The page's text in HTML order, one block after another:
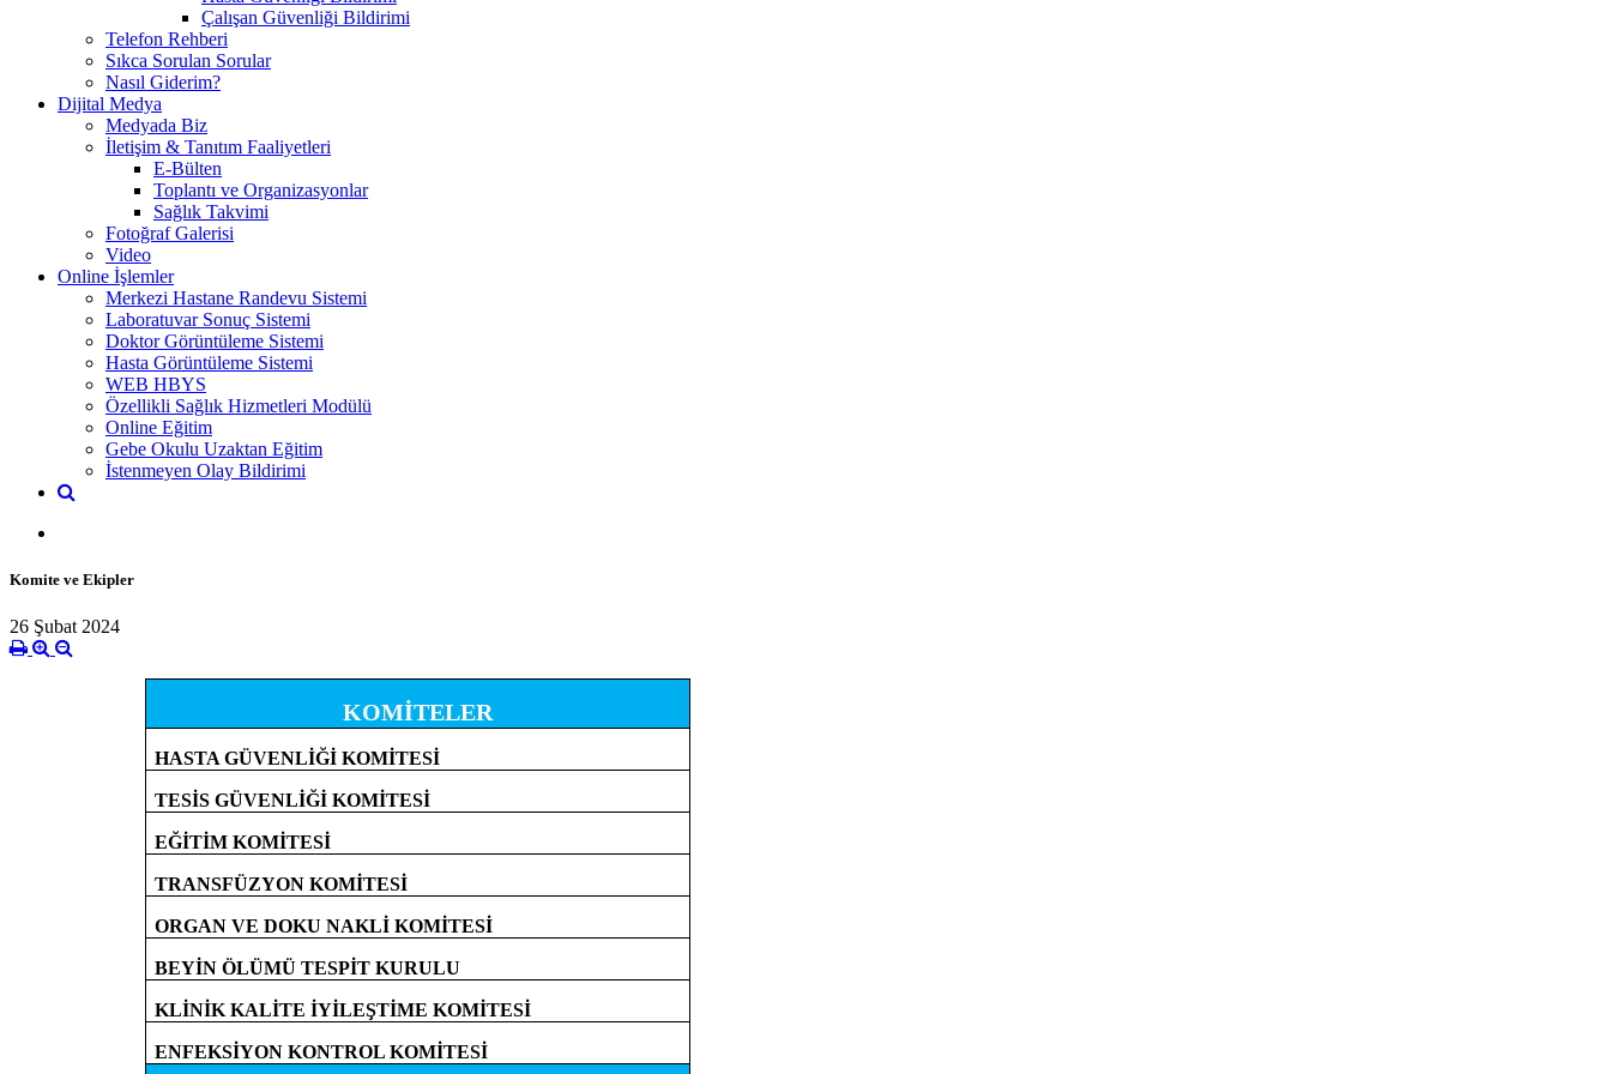
Çalışan Güvenliği Bildirimi
Telefon Rehberi
Sıkca Sorulan Sorular
Nasıl Giderim?
Dijital Medya
Medyada Biz
İletişim & Tanıtım Faaliyetleri
E-Bülten
Toplantı ve Organizasyonlar
Sağlık Takvimi
Fotoğraf Galerisi
Video
Online İşlemler
Merkezi Hastane Randevu Sistemi
Laboratuvar Sonuç Sistemi
Doktor Görüntüleme Sistemi
Hasta Görüntüleme Sistemi
WEB HBYS
Özellikli Sağlık Hizmetleri Modülü
Online Eğitim
Gebe Okulu Uzaktan Eğitim
İstenmeyen Olay Bildirimi
Komite ve Ekipler
26 Şubat 2024
KOMİTELER
HASTA GÜVENLİĞİ KOMİTESİ
TESİS GÜVENLİĞİ KOMİTESİ
EĞİTİM KOMİTESİ
TRANSFÜZYON KOMİTESİ
ORGAN VE DOKU NAKLİ KOMİTESİ
BEYİN ÖLÜMÜ TESPİT KURULU
KLİNİK KALİTE İYİLEŞTİME KOMİTESİ
ENFEKSİYON KONTROL KOMİTESİ